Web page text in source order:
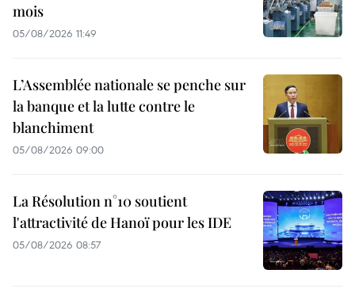
mois
05/08/2026 11:49
L’Assemblée nationale se penche sur
la banque et la lutte contre le
blanchiment
05/08/2026 09:00
La Résolution n°10 soutient
l'attractivité de Hanoï pour les IDE
05/08/2026 08:57